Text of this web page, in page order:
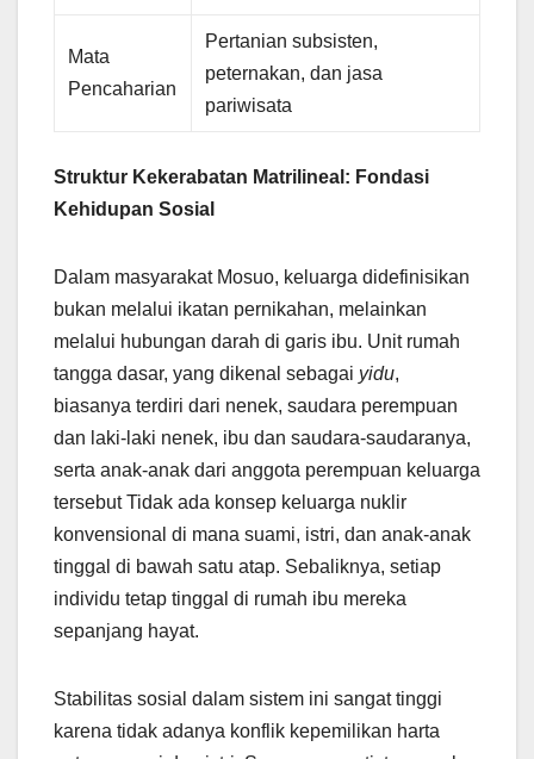
Mata
Pencaharian
Pertanian subsisten,
peternakan, dan jasa
pariwisata
Struktur Kekerabatan Matrilineal: Fondasi
Kehidupan Sosial
Dalam masyarakat Mosuo, keluarga didefinisikan
bukan melalui ikatan pernikahan, melainkan
melalui hubungan darah di garis ibu. Unit rumah
tangga dasar, yang dikenal sebagai yidu,
biasanya terdiri dari nenek, saudara perempuan
dan laki-laki nenek, ibu dan saudara-saudaranya,
serta anak-anak dari anggota perempuan keluarga
tersebut Tidak ada konsep keluarga nuklir
konvensional di mana suami, istri, dan anak-anak
tinggal di bawah satu atap. Sebaliknya, setiap
individu tetap tinggal di rumah ibu mereka
sepanjang hayat.
Stabilitas sosial dalam sistem ini sangat tinggi
karena tidak adanya konflik kepemilikan harta